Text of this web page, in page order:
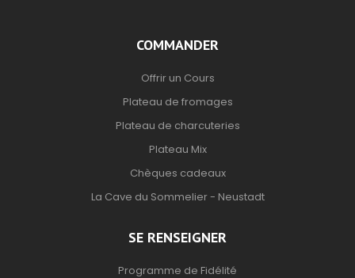
COMMANDER
Offrir un Cours
Plateau de fromages
Plateau de charcuteries
Plateau Mix
Chèques cadeaux
La Cave du Sommelier - Neustadt
SE RENSEIGNER
Programme de Fidélité